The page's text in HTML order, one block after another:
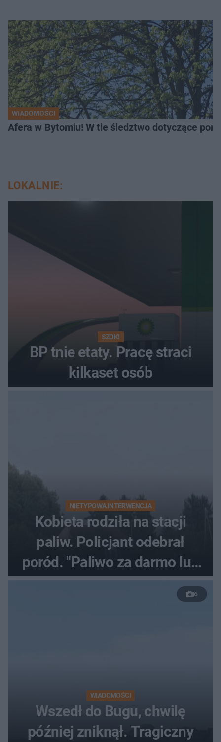
WIADOMOŚCI
Afera w Bytomiu! W tle śledztwo dotyczące
LOKALNIE:
SZOK!
BP tnie etaty. Pracę straci
kilkaset osób
NIETYPOWA INTERWENCJA
Kobieta rodziła na stacji
paliw. Policjant odebrał
poród. "Paliwo za darmo lub
50 %!"
6
WIADOMOŚCI
Wszedł do Bugu, chwilę
później zniknął. Tragiczny